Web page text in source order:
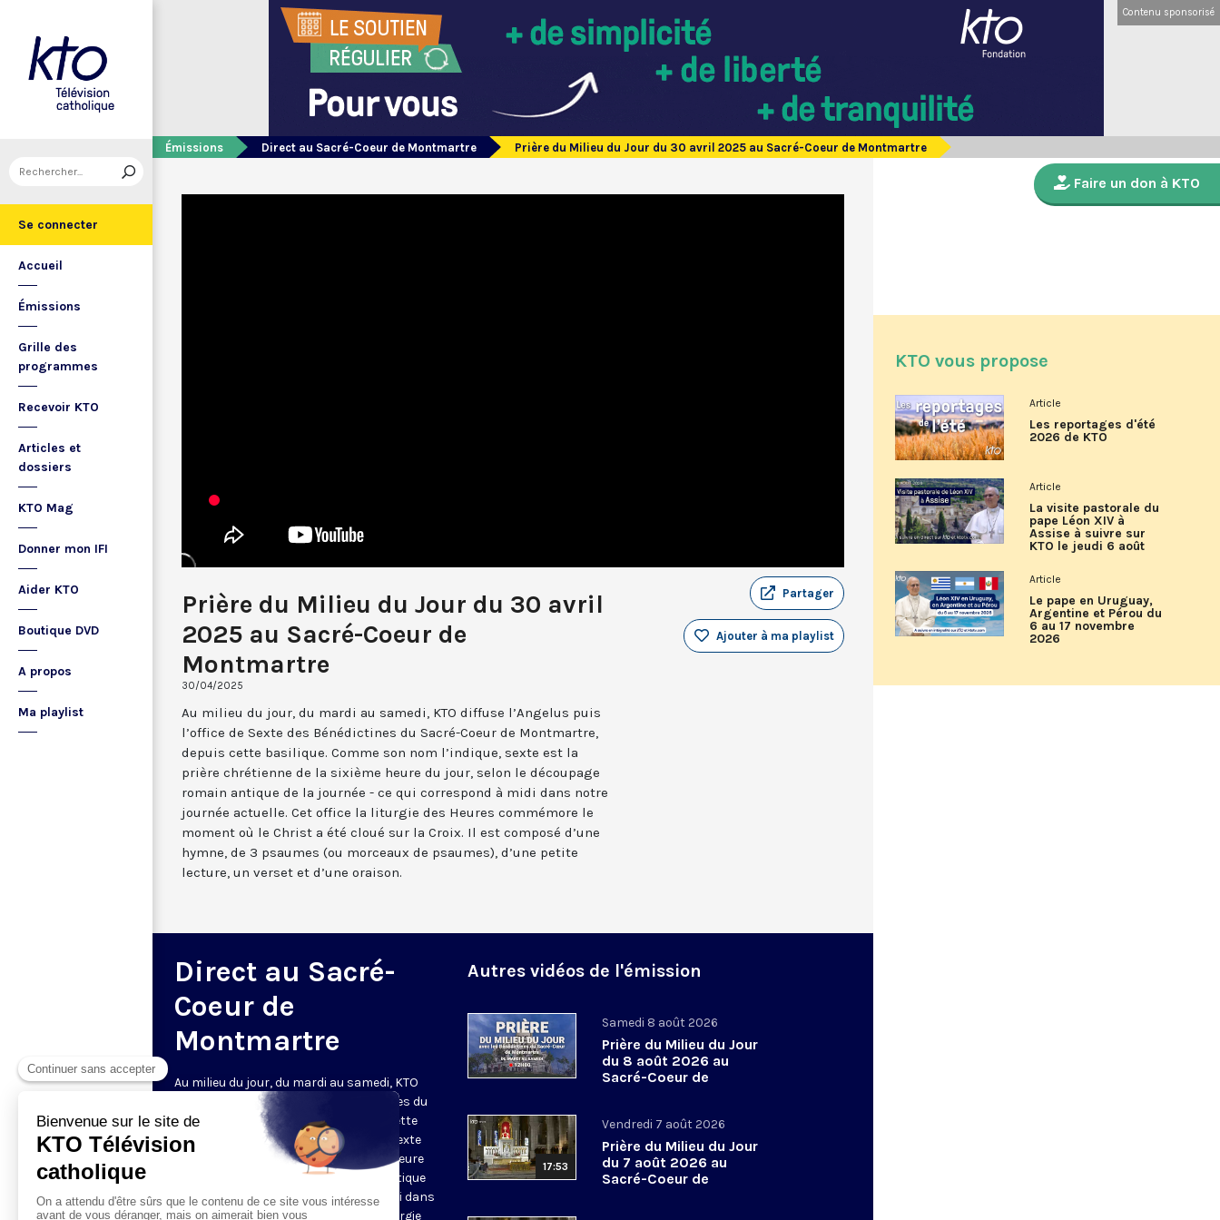
Se connecter
Accueil
Émissions
Grille des
programmes
Recevoir KTO
Articles et
dossiers
KTO Mag
Donner mon IFI
Aider KTO
Boutique DVD
A propos
Ma playlist
Contenu sponsorisé
Émissions Direct au Sacré-Coeur de Montmartre Prière du Milieu du Jour du 30 avril 2025 au Sacré-Coeur de Montmartre
Prière du Milieu du Jour du 30 avril
2025 au Sacré-Coeur de
Montmartre
30/04/2025
Partager
Ajouter à ma playlist
Au milieu du jour, du mardi au samedi, KTO diffuse l’Angelus puis
l’office de Sexte des Bénédictines du Sacré-Coeur de Montmartre,
depuis cette basilique. Comme son nom l’indique, sexte est la
prière chrétienne de la sixième heure du jour, selon le découpage
romain antique de la journée - ce qui correspond à midi dans notre
journée actuelle. Cet office la liturgie des Heures commémore le
moment où le Christ a été cloué sur la Croix. Il est composé d’une
hymne, de 3 psaumes (ou morceaux de psaumes), d’une petite
lecture, un verset et d’une oraison.
Direct au Sacré-
Coeur de
Montmartre
Au milieu du jour, du mardi au samedi, KTO
diffuse l’office de Sexte des Bénédictines du
Sacré-Coeur de Montmartre, depuis cette
basilique
. Comme son nom l’indique, sexte
est la prière chrétienne de la sixième heure
du jour, selon le découpage romain antique
de la journée - ce qui correspond à midi dans
notre journée actuelle. Cet office la liturgie
Autres vidéos de l'émission
Samedi 8 août 2026
Prière du Milieu du Jour
du 8 août 2026 au
Sacré-Coeur de
17:53
Vendredi 7 août 2026
Prière du Milieu du Jour
du 7 août 2026 au
Sacré-Coeur de
Faire un don à KTO
KTO vous propose
Article
Les reportages d'été
2026 de KTO
Article
La visite pastorale du
pape Léon XIV à
Assise à suivre sur
KTO le jeudi 6 août
Article
Le pape en Uruguay,
Argentine et Pérou du
6 au 17 novembre
2026